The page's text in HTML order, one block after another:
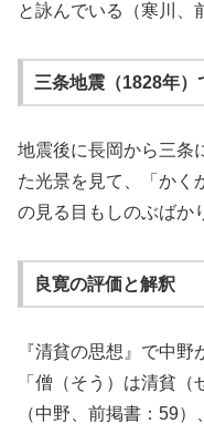
と詠んでいる（寒川、
三条地震（1828年）
地震後に長岡から三条
た光景を見て、「か
の見る目もしのぶばか
良寛の評価と解釈
『清貧の思想』で中
「僧（そう）は清貧（
（中野、前掲書：59